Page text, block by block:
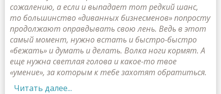
сожалению, а если и выпадает тот редкий шанс,
то большинство «диванных бизнесменов» попросту
продолжают оправдывать свою лень. Ведь в этот
самый момент, нужно встать и быстро-быстро
«бежать» и думать и делать. Волка ноги кормят. А
еще нужна светлая голова и какое-то твое
«умение», за которым к тебе захотят обратиться.
Читать далее...